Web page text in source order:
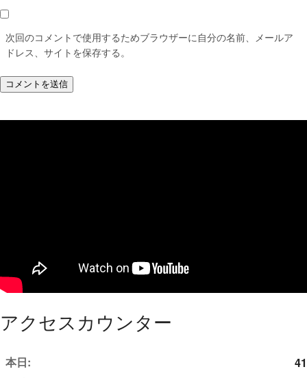
次回のコメントで使用するためブラウザーに自分の名前、メールア
ドレス、サイトを保存する。
アクセスカウンター
本日:
41